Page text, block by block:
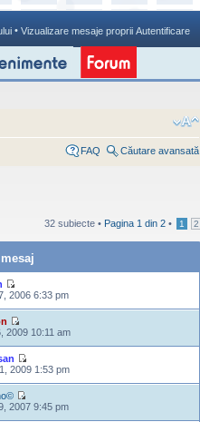
• Vizualizare mesaje proprii Autentificare
FAQ Căutare avansată
32 subiecte • Pagina 1 din 2 • 1 2
2006 6:33 pm
2009 10:11 am
2009 1:53 pm
2007 9:45 pm